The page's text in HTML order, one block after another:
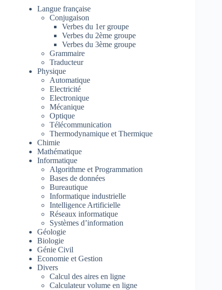
Langue française
Conjugaison
Verbes du 1er groupe
Verbes du 2ème groupe
Verbes du 3ème groupe
Grammaire
Traducteur
Physique
Automatique
Electricité
Electronique
Mécanique
Optique
Télécommunication
Thermodynamique et Thermique
Chimie
Mathématique
Informatique
Algorithme et Programmation
Bases de données
Bureautique
Informatique industrielle
Intelligence Artificielle
Réseaux informatique
Systèmes d’information
Géologie
Biologie
Génie Civil
Economie et Gestion
Divers
Calcul des aires en ligne
Calculateur volume en ligne